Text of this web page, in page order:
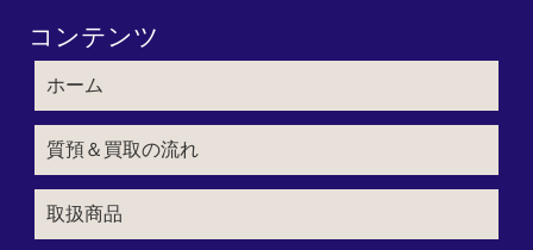
コンテンツ
ホーム
質預＆買取の流れ
取扱商品